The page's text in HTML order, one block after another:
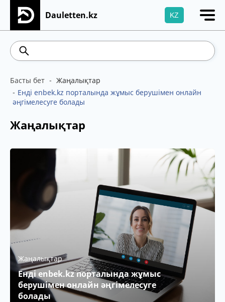
Dauletten.kz KZ
Сіздің өтінішіңіз сәтті жіберілді, Рақмет!
Басты бет
Жаңалықтар
Енді enbek.kz порталында жұмыс берушімен онлайн
әңгімелесуге болады
Жаңалықтар
Жаңалықтар
Енді enbek.kz порталында жұмыс
берушімен онлайн әңгімелесуге
болады